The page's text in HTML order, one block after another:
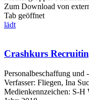
Zum Download von
Tab geöffnet
lädt
Crashkurs
Personalbeschaffung und
Verfasser: Fliegen, Ina
Medienkennzeichen: S-H